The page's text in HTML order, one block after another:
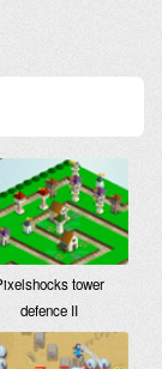
tower
defence II